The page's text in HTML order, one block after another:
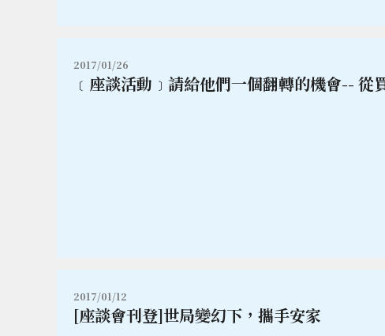
2017/01/26
﹝座談活動﹞請給他們一個翻轉的機會--
2017/01/12
[座談會刊登]世局變幻下，攜手安家